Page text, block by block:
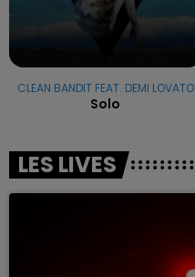
CLEAN BANDIT FEAT. DEMI LOVATO
Solo
LES LIVES